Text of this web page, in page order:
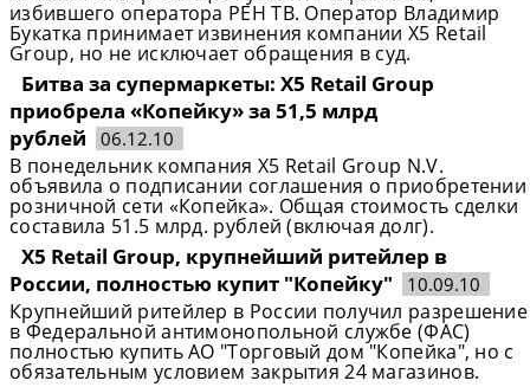
избившего оператора РЕН ТВ. Оператор Владимир
Букатка принимает извинения компании X5 Retail
Group, но не исключает обращения в суд.
Битва за супермаркеты: X5 Retail Group
приобрела «Копейку» за 51,5 млрд
рублей
06.12.10
В понедельник компания X5 Retail Group N.V.
объявила о подписании соглашения о приобретении
розничной сети «Копейка». Общая стоимость сделки
составила 51.5 млрд. рублей (включая долг).
X5 Retail Group, крупнейший ритейлер в
России, полностью купит "Копейку"
10.09.10
Крупнейший ритейлер в России получил разрешение
в Федеральной антимонопольной службе (ФАС)
полностью купить АО "Торговый дом "Копейка", но с
обязательным условием закрытия 24 магазинов.